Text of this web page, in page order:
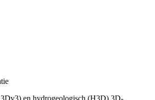
en hydrogeologisch (H3D) 3D-